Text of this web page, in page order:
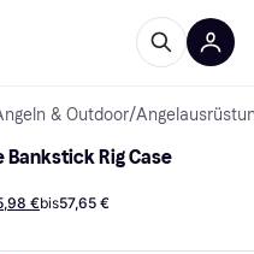
& Outdoor/
Bankstick Rig Case
€bis57,65 €